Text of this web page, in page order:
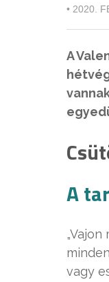
• 2020.
A
A
vagy